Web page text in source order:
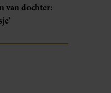
van dochter: